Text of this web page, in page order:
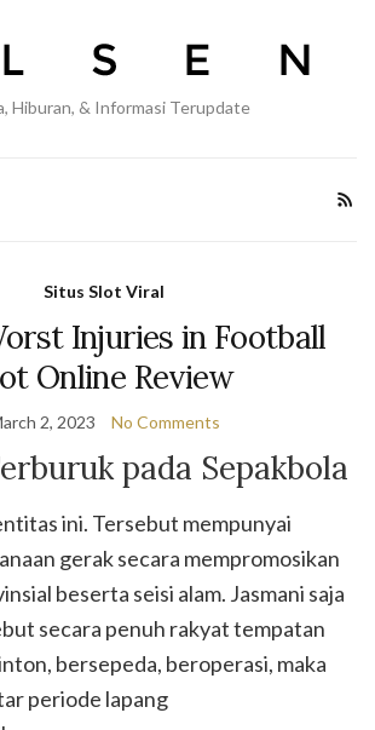
Hiburan, & Informasi Terupdate
Situs Slot Viral
Injuries in Football
Online Review
2, 2023 No Comments
pada Sepakbola
ini. Tersebut mempunyai
gerak secara mempromosikan
beserta seisi alam. Jasmani saja
secara penuh rakyat tempatan
bersepeda, beroperasi, maka
periode lapang